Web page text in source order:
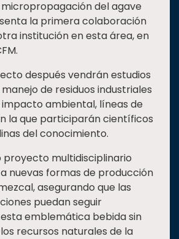
del agave
la primera colaboración
institución en esta área, en
después vendrán estudios
de residuos industriales
ambiental, líneas de
la que participarán científicos
del conocimiento.
proyecto multidisciplinario
nuevas formas de producción
asegurando que las
puedan seguir
emblemática bebida sin
recursos naturales de la